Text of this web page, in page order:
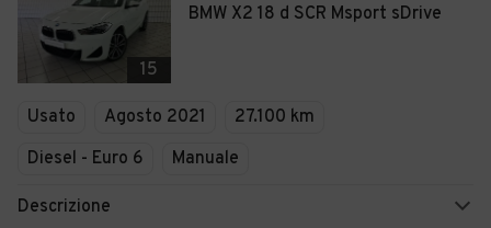
15
BMW X2 18 d SCR Msport sDrive
Usato Agosto 2021
27.100 km
Diesel - Euro 6
Manuale
Descrizione